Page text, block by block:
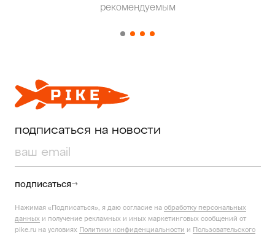
рекомендуемым
подписаться на новости
подписаться
Нажимая «Подписаться», я даю согласие на обработку персональных
данных и получение рекламных и иных маркетинговых сообщений от
pike.ru на условиях Политики конфиденциальности и Пользовательского